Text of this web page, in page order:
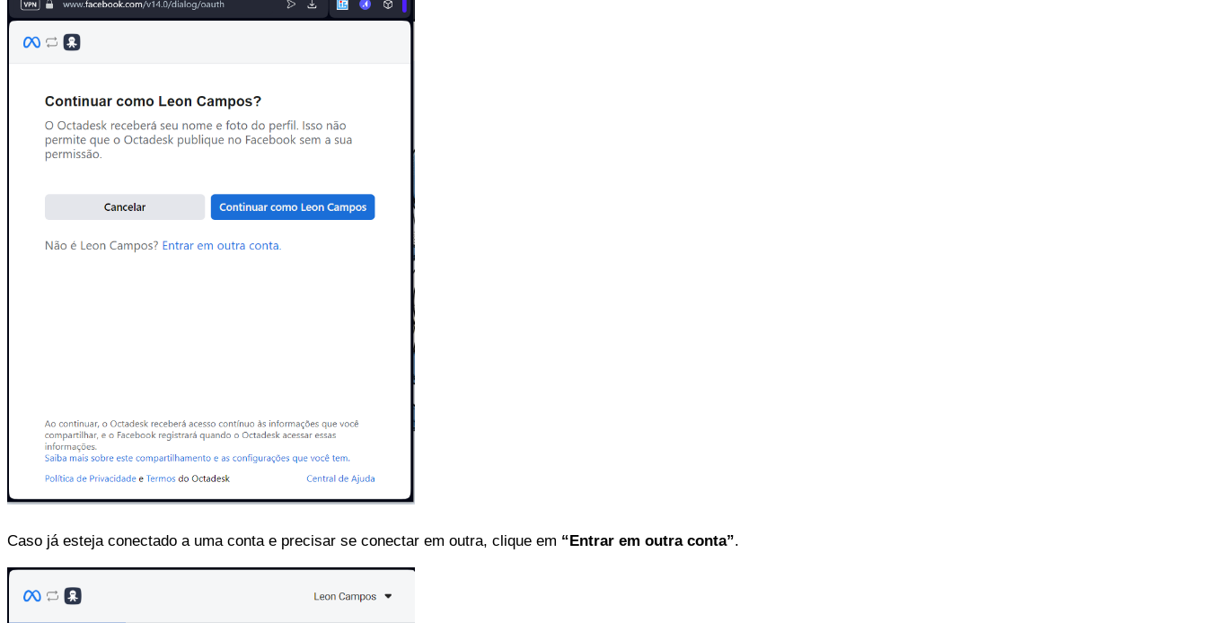
Caso já esteja conectado a uma conta e precisar se conectar em outra, clique em “Entrar em outra conta”.